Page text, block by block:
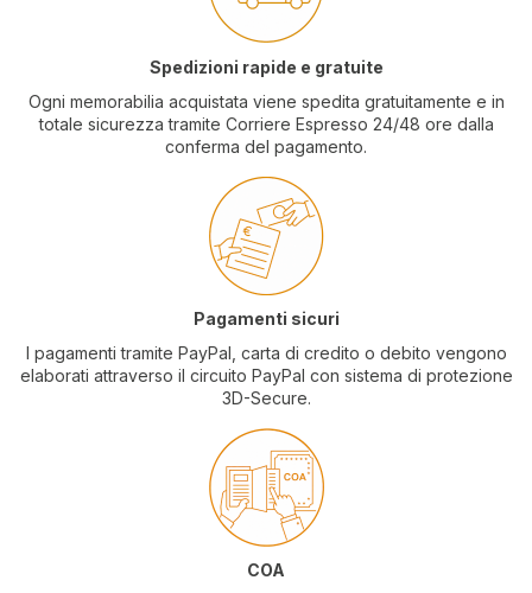
Spedizioni rapide e gratuite
Ogni memorabilia acquistata viene spedita gratuitamente e in
totale sicurezza tramite Corriere Espresso 24/48 ore dalla
conferma del pagamento.
Pagamenti sicuri
I pagamenti tramite PayPal, carta di credito o debito vengono
elaborati attraverso il circuito PayPal con sistema di protezione
3D-Secure.
COA